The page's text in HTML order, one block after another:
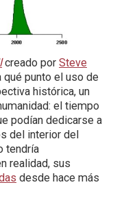
creado por Steve
qué punto el uso de
histórica, un
el tiempo
podían dedicarse a
del interior del
tendría
realidad, sus
desde hace más